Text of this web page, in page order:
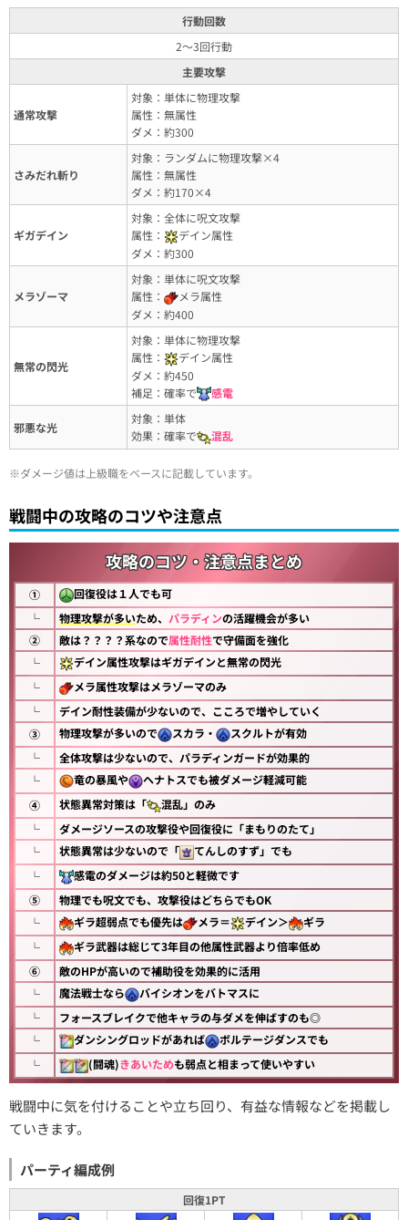
行動回数
2～3回行動
主要攻撃
通常攻撃
対象：単体に物理攻撃
属性：無属性
ダメ：約300
さみだれ斬り
対象：ランダムに物理攻撃×4
属性：無属性
ダメ：約170×4
ギガデイン
対象：全体に呪文攻撃
属性：
デイン属性
ダメ：約300
メラゾーマ
対象：単体に呪文攻撃
属性：
メラ属性
ダメ：約400
無常の閃光
対象：単体に物理攻撃
属性：
デイン属性
ダメ：約450
補足：確率で
感電
邪悪な光
対象：単体
効果：確率で
混乱
※ダメージ値は上級職をベースに記載しています。
戦闘中の攻略のコツや注意点
攻略のコツ・注意点まとめ
①
回復役は１人でも可
└
物理攻撃が多いため、 パラディンの活躍機会が多い
②
敵は？？？？系なので属性耐性で守備面を強化
└
デイン属性攻撃はギガデインと無常の閃光
└
メラ属性攻撃はメラゾーマのみ
└
デイン耐性装備が少ないので、こころで増やしていく
③
物理攻撃が多いので スカラ・
スクルトが有効
└
全体攻撃は少ないので、パラディンガードが効果的
└
竜の暴風や
ヘナトスでも被ダメージ軽減可能
④
状態異常対策は「
混乱」のみ
└
ダメージソースの攻撃役や回復役に「まもりのたて」
└
状態異常は少ないので「
てんしのすず」でも
└
感電のダメージは約50と軽微です
⑤
物理でも呪文でも、攻撃役はどちらでもOK
└
ギラ超弱点でも優先は メラ＝ デイン＞
ギラ
└
ギラ武器は総じて3年目の他属性武器より倍率低め
⑥
敵のHPが高いので補助役を効果的に活用
└
魔法戦士なら
バイシオンをバトマスに
└
フォースブレイクで他キャラの与ダメを伸ばすのも◎
└
ダンシングロッドがあれば
ボルテージダンスでも
└
(闘魂)きあいためも弱点と相まって使いやすい
戦闘中に気を付けることや立ち回り、有益な情報などを掲載し
ていきます。
パーティ編成例
回復1PT